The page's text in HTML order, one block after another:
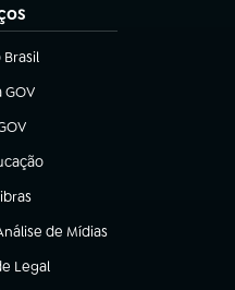
Brasilaba)
nova aba)
nova aba)
aba)
nova aba)
de Mídias
Legal
aba)